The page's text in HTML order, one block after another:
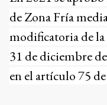
de Zona Fría
modificatoria de la
31 de diciembre
en el artículo 75